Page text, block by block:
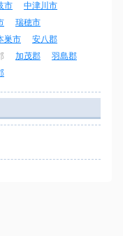
市
中津川市
瑞穂市
巣市
安八郡
加茂郡
羽島郡